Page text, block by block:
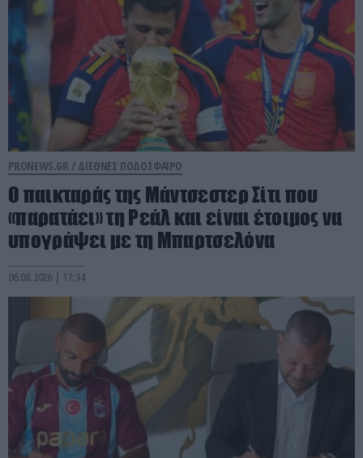
PRONEWS.GR / ΔΙΕΘΝΕΣ ΠΟΔΟΣΦΑΙΡΟ
Ο παικταράς της Μάντσεστερ Σίτι που
«παρατάει» τη Ρεάλ και είναι έτοιμος να
υπογράψει με τη Μπαρτσελόνα
06.08.2026 | 17:34